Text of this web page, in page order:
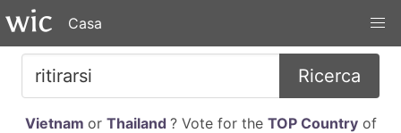
Casa
Ricerca
Vietnam or Thailand ? Vote for the TOP Countryof